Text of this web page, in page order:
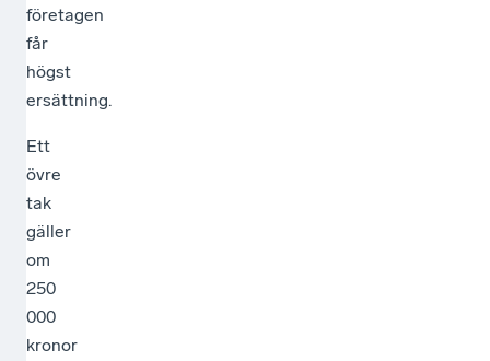
företagen
får
högst
ersättning.
Ett
övre
tak
gäller
om
250
000
kronor